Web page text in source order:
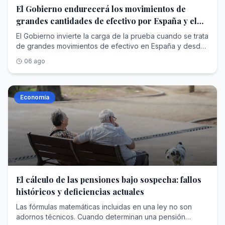
gobierno-contemple-nuevas-ayudas-20260807010550-
nt.html">Ver Más</a>
El Gobierno endurecerá los movimientos de
grandes cantidades de efectivo por España y el
extranjero
El Gobierno invierte la carga de la prueba cuando se trata
de grandes movimientos de efectivo en España y desde
medidas integrales en materia de prevención del
blanqueo de capitales, la financiación del terrorismo y la
financiación de la proliferación de armas de destrucción
masiva, el Ejecutivo ha incluido que, en caso de
problema, es el ciudadano el que debe probar que el
dinero en efectivo que lleva encima es legal. El Ministerio
de Economía ha aprovechado el citado anteproyecto
para incluir nuevos requisitos para los movimientos de
&#039;cash&#039;, lo cual se añade a las restricciones
por ejemplo que ya existen para realizar pagos en
comercios o empresas. El departamento... <a
href="https://www.abc.es/economia/gobierno-
endurecera-movimientos-grandes-cantidades-efectivo-
espana-20260807010542-nt.html">Ver Más</a>
06 ago
Economía
El cálculo de las pensiones bajo sospecha: fallos
históricos y deficiencias actuales
Las fórmulas matemáticas incluidas en una ley no son
adornos técnicos. Cuando determinan una pensión